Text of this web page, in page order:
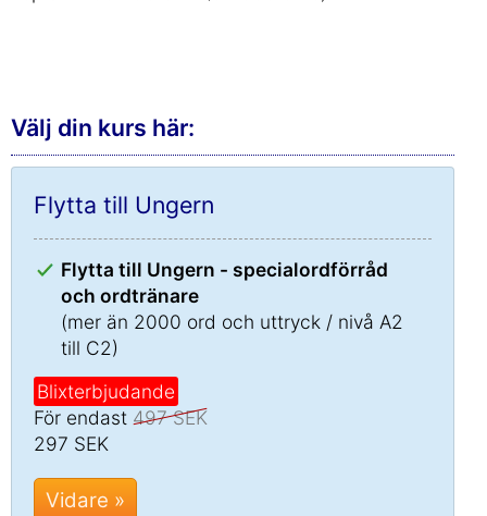
Välj din kurs här:
Flytta till Ungern
Flytta till Ungern - specialordförråd
och ordtränare
(mer än 2000 ord och uttryck / nivå A2
till C2)
Blixterbjudande
För endast 497 SEK
297 SEK
Vidare »